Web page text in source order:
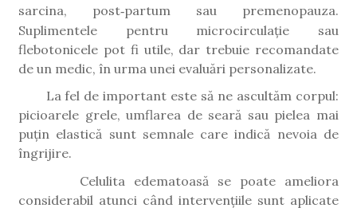
sarcina, post‑partum sau premenopauza.
Suplimentele pentru microcirculație sau
flebotonicele pot fi utile, dar trebuie recomandate
de un medic,în urma unei evaluări personalizate.
La fel de important este să ne ascultăm corpul:
picioarele grele, umflarea de seară sau pielea mai
puțin elastică sunt semnale care indică nevoia de
îngrijire.
Celulita edematoasă se poate ameliora
considerabil atunci când intervențiile sunt aplicate